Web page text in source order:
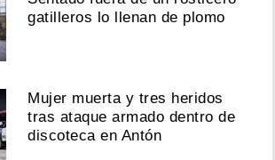
gatilleros lo llenan de plomo
Mujer muerta y tres heridos
tras ataque armado dentro de
discoteca en Antón